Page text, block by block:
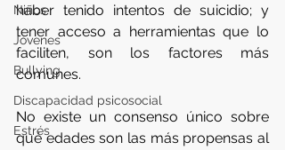
Niños
Jóvenes
Bullying
Discapacidad psicosocial
Estrés
haber tenido intentos de suicidio; y
tener acceso a herramientas que lo
faciliten, son los factores más
comunes.
No existe un consenso único sobre
qué edades son las más propensas al